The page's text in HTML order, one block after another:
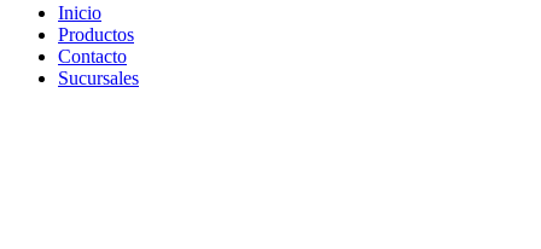
Inicio
Productos
Contacto
Sucursales